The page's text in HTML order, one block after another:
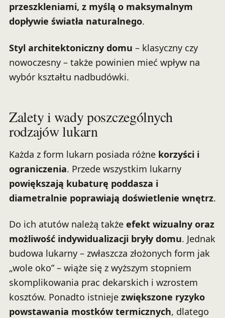
przeszkleniami, z myślą o maksymalnym
dopływie światła naturalnego.
Styl architektoniczny domu – klasyczny czy
nowoczesny – także powinien mieć wpływ na
wybór kształtu nadbudówki.
Zalety i wady poszczególnych
rodzajów lukarn
Każda z form lukarn posiada różne korzyści i
ograniczenia. Przede wszystkim lukarny
powiększają kubaturę poddasza i
diametralnie poprawiają doświetlenie wnętrz.
Do ich atutów należą także efekt wizualny oraz
możliwość indywidualizacji bryły domu. Jednak
budowa lukarny – zwłaszcza złożonych form jak
„wole oko” – wiąże się z wyższym stopniem
skomplikowania prac dekarskich i wzrostem
kosztów. Ponadto istnieje zwiększone ryzyko
powstawania mostków termicznych, dlatego